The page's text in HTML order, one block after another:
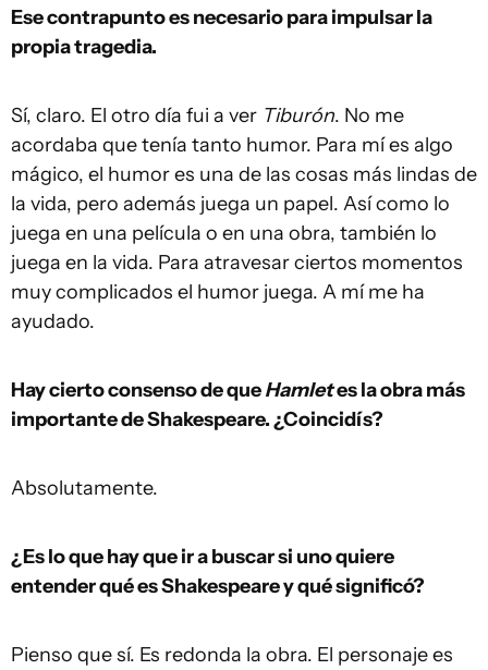
Ese contrapunto es necesario para impulsar la
propia tragedia.
Sí, claro. El otro día fui a ver Tiburón. No me
acordaba que tenía tanto humor. Para mí es algo
mágico, el humor es una de las cosas más lindas de
la vida, pero además juega un papel. Así como lo
juega en una película o en una obra, también lo
juega en la vida. Para atravesar ciertos momentos
muy complicados el humor juega. A mí me ha
ayudado.
Hay cierto consenso de queHamletes la obra más
importante de Shakespeare. ¿Coincidís?
Absolutamente.
¿Es lo que hay que ir a buscar si uno quiere
entender qué es Shakespeare y qué significó?
Pienso que sí. Es redonda la obra. El personaje es